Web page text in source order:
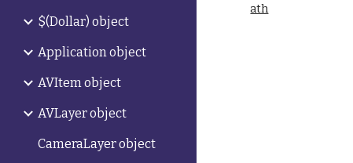
$(Dollar) object
Application object
AVItem object
AVLayer object
CameraLayer object
ath